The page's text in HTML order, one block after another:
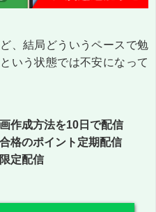
、結局どういうペースで勉
いう状態では不安になって
作成方法を10日で配信
格のポイント定期配信
定配信